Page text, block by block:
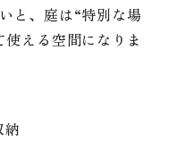
と、庭は“特別な場
える空間になりま
納